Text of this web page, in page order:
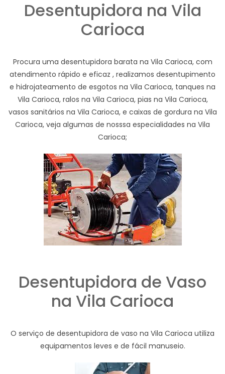
Desentupidora na Vila
Carioca
Procura uma desentupidora barata na Vila Carioca, com
atendimento rápido e eficaz , realizamos desentupimento
e hidrojateamento de esgotos na Vila Carioca, tanques na
Vila Carioca, ralos na Vila Carioca, pias na Vila Carioca,
vasos sanitários na Vila Carioca, e caixas de gordura na Vila
Carioca, veja algumas de nosssa especialidades na Vila
Carioca;
Desentupidora de Vaso
na Vila Carioca
O serviço de desentupidora de vaso na Vila Carioca utiliza
equipamentos leves e de fácil manuseio.